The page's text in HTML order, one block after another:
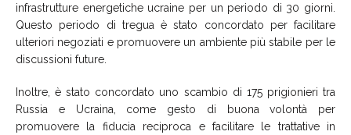
infrastrutture energetiche ucraine per un periodo di 30 giorni.
Questo periodo di tregua è stato concordato per facilitare
ulteriori negoziati e promuovere un ambiente più stabile per le
discussioni future.
Inoltre, è stato concordato uno scambio di 175 prigionieri tra
Russia e Ucraina, come gesto di buona volontà per
promuovere la fiducia reciproca e facilitare le trattative in